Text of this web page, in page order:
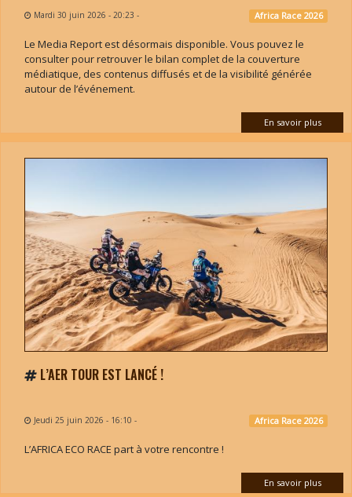
Mardi 30 juin 2026 - 20:23 - Africa Race 2026
Le Media Report est désormais disponible. Vous pouvez le
consulter pour retrouver le bilan complet de la couverture
médiatique, des contenus diffusés et de la visibilité générée
autour de l’événement.
En savoir plus
L’AER TOUR EST LANCÉ !
Jeudi 25 juin 2026 - 16:10 - Africa Race 2026
L’AFRICA ECO RACE part à votre rencontre !
En savoir plus